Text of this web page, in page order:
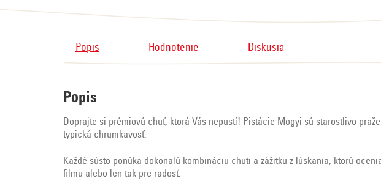
Popis Hodnotenie Diskusia
Popis
Doprajte si prémiovú chuť, ktorá Vás nepustí! Pistácie Mogyi sú starostlivo
typická chrumkavosť.
Každé sústo ponúka dokonalú kombináciu chuti a zážitku z lúskania, ktorú
filmu alebo len tak pre radosť.